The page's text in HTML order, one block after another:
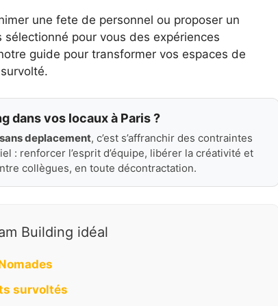
une fete de personnel ou proposer un
sélectionné pour vous des expériences
guide pour transformer vos espaces de
dans vos locaux à Paris ?
deplacement, c’est s’affranchir des contraintes
: renforcer l’esprit d’équipe, libérer la créativité et
collègues, en toute décontractation.
Building idéal
survoltés